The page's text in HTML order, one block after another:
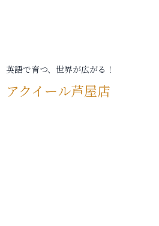
英語で育つ、世界が広がる！
アクイール芦屋店